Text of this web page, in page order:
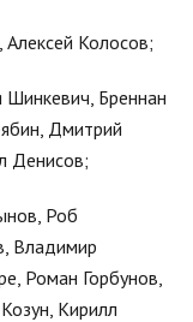
Колосов;
Шинкевич, Бреннан
Дмитрий
Денисов;
Роб
Владимир
Роман Горбунов,
Кирилл